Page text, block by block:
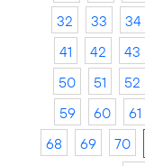
32
33 34
41
42 43
50
51 52
59
60 61
68
69 70